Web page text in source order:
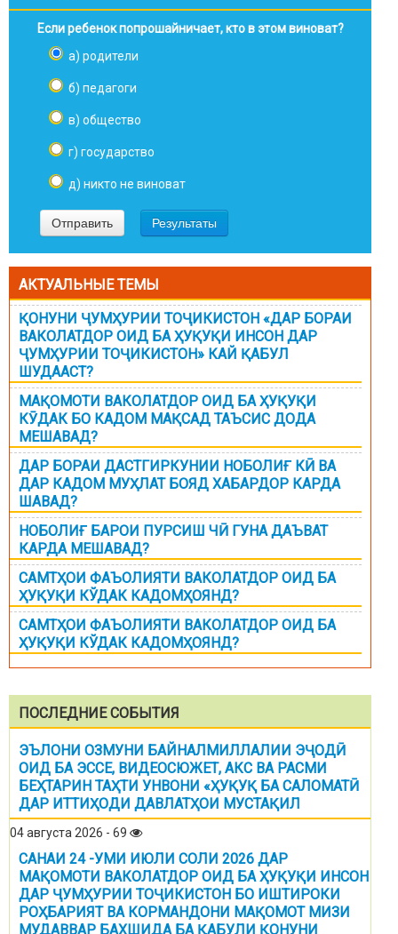
Если ребенок попрошайничает, кто в этом виноват?
а) родители
б) педагоги
в) общество
г) государство
д) никто не виноват
АКТУАЛЬНЫЕ ТЕМЫ
ҚОНУНИ ҶУМҲУРИИ ТОҶИКИСТОН «ДАР БОРАИ
ВАКОЛАТДОР ОИД БА ҲУҚУҚИ ИНСОН ДАР
ҶУМҲУРИИ ТОҶИКИСТОН» КАЙ ҚАБУЛ
ШУДААСТ?
МАҚОМОТИ ВАКОЛАТДОР ОИД БА ҲУҚУҚИ
КӮДАК БО КАДОМ МАҚСАД ТАЪСИС ДОДА
МЕШАВАД?
ДАР БОРАИ ДАСТГИРКУНИИ НОБОЛИҒ КӢ ВА
ДАР КАДОМ МУҲЛАТ БОЯД ХАБАРДОР КАРДА
ШАВАД?
НОБОЛИҒ БАРОИ ПУРСИШ ЧӢ ГУНА ДАЪВАТ
КАРДА МЕШАВАД?
САМТҲОИ ФАЪОЛИЯТИ ВАКОЛАТДОР ОИД БА
ҲУҚУҚИ КЎДАК КАДОМҲОЯНД?
САМТҲОИ ФАЪОЛИЯТИ ВАКОЛАТДОР ОИД БА
ҲУҚУҚИ КЎДАК КАДОМҲОЯНД?
ПОСЛЕДНИЕ СОБЫТИЯ
ЭЪЛОНИ ОЗМУНИ БАЙНАЛМИЛЛАЛИИ ЭҶОДӢ
ОИД БА ЭССЕ, ВИДЕОСЮЖЕТ, АКС ВА РАСМИ
БЕҲТАРИН ТАҲТИ УНВОНИ «ҲУҚУҚ БА САЛОМАТӢ
ДАР ИТТИҲОДИ ДАВЛАТҲОИ МУСТАҚИЛ
04 августа 2026 - 69
САНАИ 24 -УМИ ИЮЛИ СОЛИ 2026 ДАР
МАҚОМОТИ ВАКОЛАТДОР ОИД БА ҲУҚУҚИ ИНСОН
ДАР ҶУМҲУРИИ ТОҶИКИСТОН БО ИШТИРОКИ
РОҲБАРИЯТ ВА КОРМАНДОНИ МАҚОМОТ МИЗИ
МУДАВВАР БАХШИДА БА ҚАБУЛИ ҚОНУНИ